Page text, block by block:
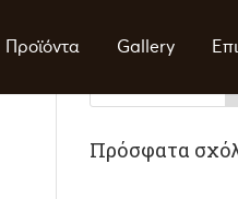
Προϊόντα Gallery
Πρόσφατα